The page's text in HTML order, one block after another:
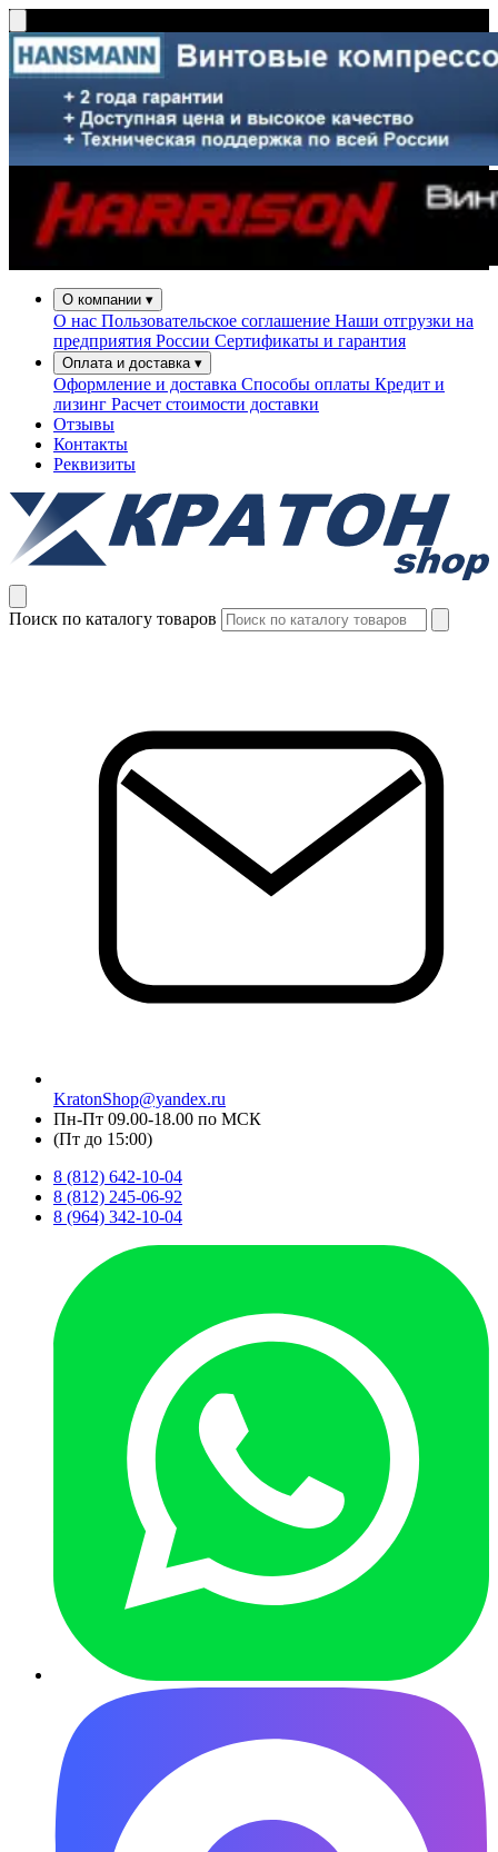
О компании ▾
О нас Пользовательское соглашение Наши отгрузки на
предприятия России Сертификаты и гарантия
Оплата и доставка ▾
Оформление и доставка Способы оплаты Кредит и
лизинг Расчет стоимости доставки
Отзывы
Контакты
Реквизиты
Поиск по каталогу товаров
KratonShop@yandex.ru
Пн-Пт 09.00-18.00 по МСК
(Пт до 15:00)
8 (812) 642-10-04
8 (812) 245-06-92
8 (964) 342-10-04